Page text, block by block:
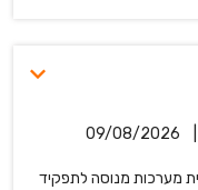
09/08/2026
מערכות מנוסה לתפקיד